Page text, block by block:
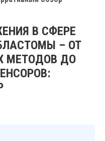
В СФЕРЕ
– ОТ
МЕТОДОВ ДО